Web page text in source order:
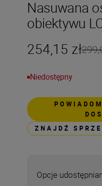
Nasuwana
obiektywu
254,15 zł
Niedostępny
ZNAJDŹ
Opcje